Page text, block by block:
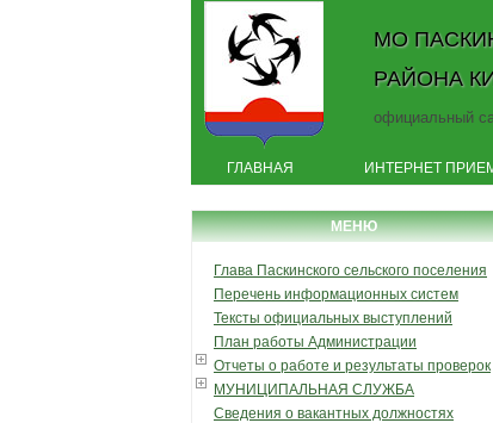
МО
РАЙОНА
официальный
ГЛАВНАЯ ИНТЕРНЕТ
МЕНЮ
Глава Паскинского сельского поселения
Перечень информационных систем
Тексты официальных выступлений
План работы Администрации
Отчеты о работе и результаты проверок
МУНИЦИПАЛЬНАЯ СЛУЖБА
Сведения о вакантных должностях